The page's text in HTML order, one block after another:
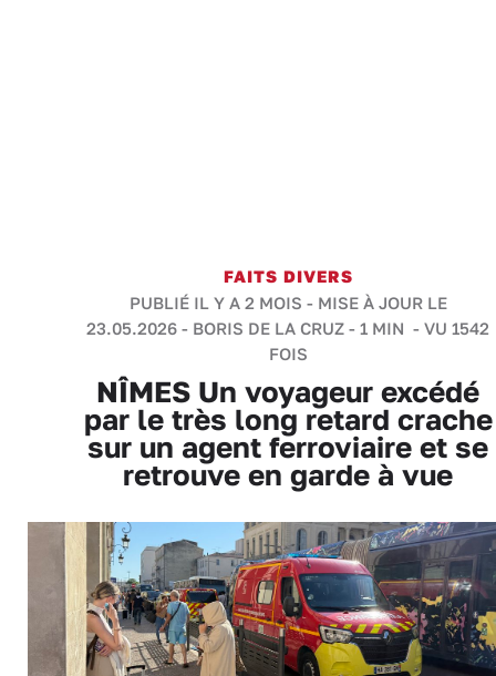
FAITS DIVERS
PUBLIÉ IL Y A 2 MOIS - MISE À JOUR LE
23.05.2026 - BORIS DE LA CRUZ - 1 MIN - VU 1542
FOIS
NÎMES Un voyageur excédé
par le très long retard crache
sur un agent ferroviaire et se
retrouve en garde à vue